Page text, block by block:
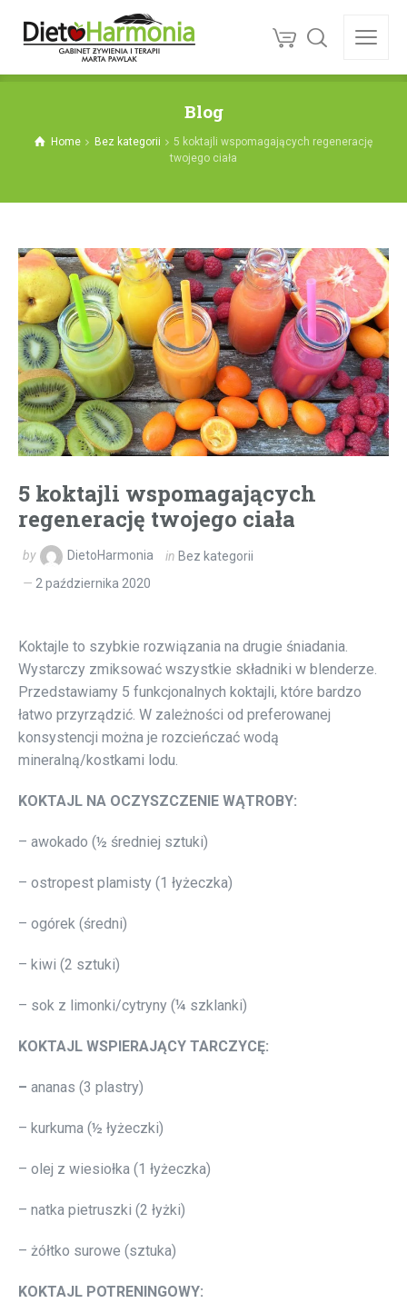
Blog
Home Bez kategorii
5 koktajli wspomagających regenerację
twojego ciała
5 koktajli wspomagających
regenerację twojego ciała
by DietoHarmonia in Bez kategorii
2 października 2020
Koktajle to szybkie rozwiązania na drugie śniadania.
Wystarczy zmiksować wszystkie składniki w blenderze.
Przedstawiamy 5 funkcjonalnych koktajli, które bardzo
łatwo przyrządzić. W zależności od preferowanej
konsystencji można je rozcieńczać wodą
mineralną/kostkami lodu.
KOKTAJL NA OCZYSZCZENIE WĄTROBY:
– awokado (½ średniej sztuki)
– ostropest plamisty (1 łyżeczka)
– ogórek (średni)
– kiwi (2 sztuki)
– sok z limonki/cytryny (¼ szklanki)
KOKTAJL WSPIERAJĄCY TARCZYCĘ:
– ananas (3 plastry)
– kurkuma (½ łyżeczki)
– olej z wiesiołka (1 łyżeczka)
– natka pietruszki (2 łyżki)
– żółtko surowe (sztuka)
KOKTAJL POTRENINGOWY: